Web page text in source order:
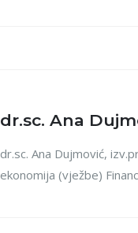
dr.sc. Ana
dr.sc. Ana Dujmović,
ekonomija (vježbe)